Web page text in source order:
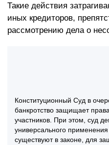
Такие действия
иных кредиторов,
рассмотрению дела о
Конституционный Суд в
банкротство защищает
участников. При этом, суд
универсального
существуют в законе, для